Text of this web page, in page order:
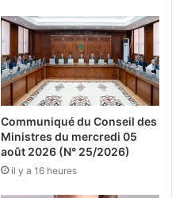
Communiqué du Conseil des
Ministres du mercredi 05
août 2026 (N° 25/2026)
il y a 16 heures